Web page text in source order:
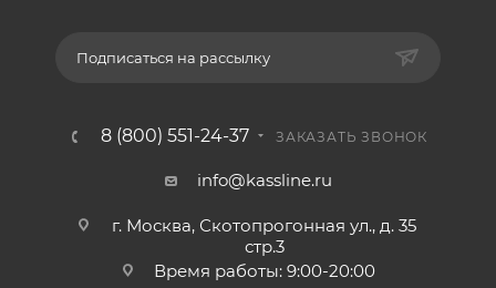
Подписаться на рассылку
8 (800) 551-24-37 ЗАКАЗАТЬ ЗВОНОК
info@kassline.ru
г. Москва, Скотопрогонная ул., д. 35
стр.3
Время работы: 9:00-20:00